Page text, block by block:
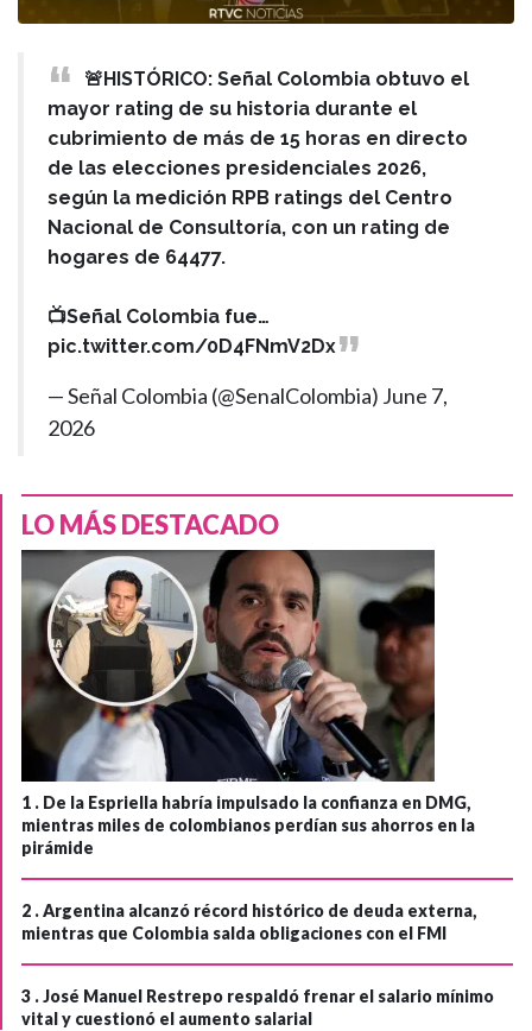
🚨HISTÓRICO: Señal Colombia obtuvo el
mayor rating de su historia durante el
cubrimiento de más de 15 horas en directo
de las elecciones presidenciales 2026,
según la medición RPB ratings del Centro
Nacional de Consultoría, con un rating de
hogares de 64477.
📺Señal Colombia fue…
pic.twitter.com/0D4FNmV2Dx
— Señal Colombia (@SenalColombia) June 7,
2026
LO MÁS DESTACADO
1 . De la Espriella habría impulsado la confianza en DMG,
mientras miles de colombianos perdían sus ahorros en la
pirámide
2 .Argentina alcanzó récord histórico de deuda externa,
mientras que Colombia salda obligaciones con el FMI
3 .José Manuel Restrepo respaldó frenar el salario mínimo
vital y cuestionó el aumento salarial